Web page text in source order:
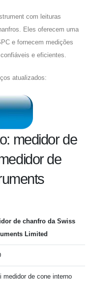
com leituras
Eles oferecem uma
e fornecem medições
​​e eficientes.
atualizados:
medidor de
de
de chanfro da Swiss
Limited
medidor de cone interno